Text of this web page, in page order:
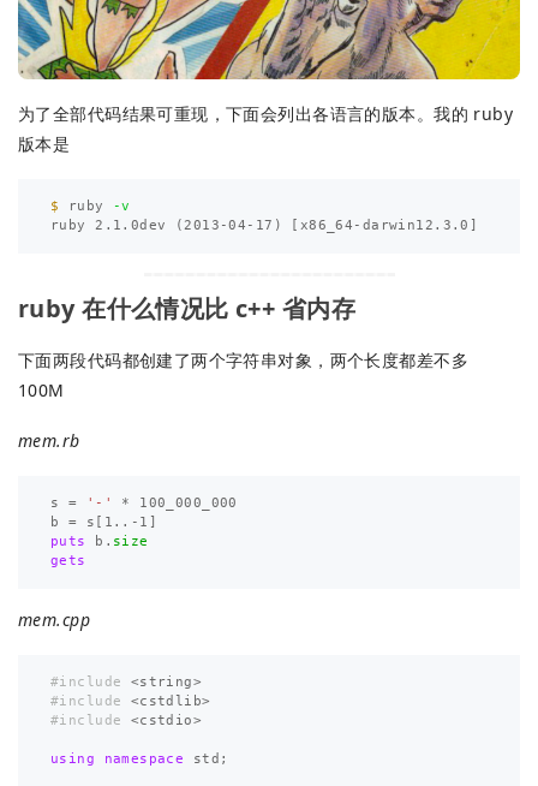
为了全部代码结果可重现，下面会列出各语言的版本。我的 ruby
版本是
$ ruby -v
ruby 2.1.0dev
(2013-04-17 )
ruby 在什么情况比 c++ 省内存
下面两段代码都创建了两个字符串对象，两个长度都差不多
100M
mem.rb
s = '-' *
100_000_000
b
= s [ 1 ..- 1 ]
puts
b . size
gets
mem.cpp
#include
<string>
#include
<cstdlib>
#include
<cstdio>
using namespace std ;